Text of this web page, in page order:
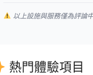
以上設施與服務僅為評論
熱門體驗項目